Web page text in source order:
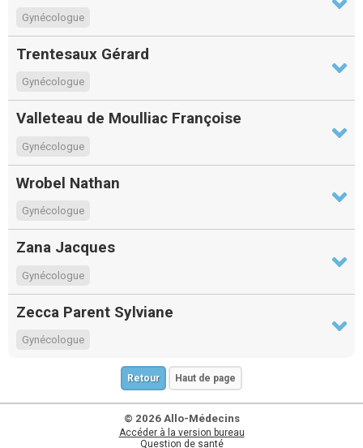
Gynécologue
Trentesaux Gérard
Gynécologue
Valleteau de Moulliac Françoise
Gynécologue
Wrobel Nathan
Gynécologue
Zana Jacques
Gynécologue
Zecca Parent Sylviane
Gynécologue
Retour Haut de page
© 2026 Allo-Médecins
Accéder à la version bureau
Question de santé